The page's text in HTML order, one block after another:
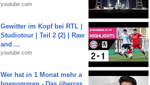
youtube.com
Gewitter im Kopf bei RTL |
Studiotour | Teil 2 (2) | Raw
and ...
youtube.com
Wer hat in 1 Monat mehr a